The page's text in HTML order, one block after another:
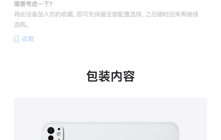
需要考虑一下？
将此设备加入你的收藏，即可先保留全部配置选择，之后随时回来再继续
选购。
收藏
包装内容